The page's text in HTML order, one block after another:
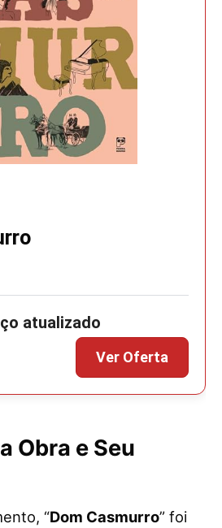
Obra e Seu
“Dom Casmurro” foi